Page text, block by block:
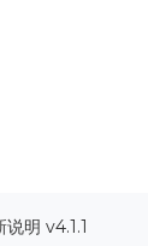
明 v4.1.1